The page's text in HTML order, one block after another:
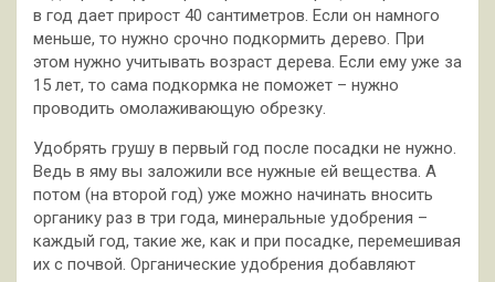
в год дает прирост 40 сантиметров. Если он намного
меньше, то нужно срочно подкормить дерево. При
этом нужно учитывать возраст дерева. Если ему уже за
15 лет, то сама подкормка не поможет – нужно
проводить омолаживающую обрезку.
Удобрять грушу в первый год после посадки не нужно.
Ведь в яму вы заложили все нужные ей вещества. А
потом (на второй год) уже можно начинать вносить
органику раз в три года, минеральные удобрения –
каждый год, такие же, как и при посадке, перемешивая
их с почвой. Органические удобрения добавляют